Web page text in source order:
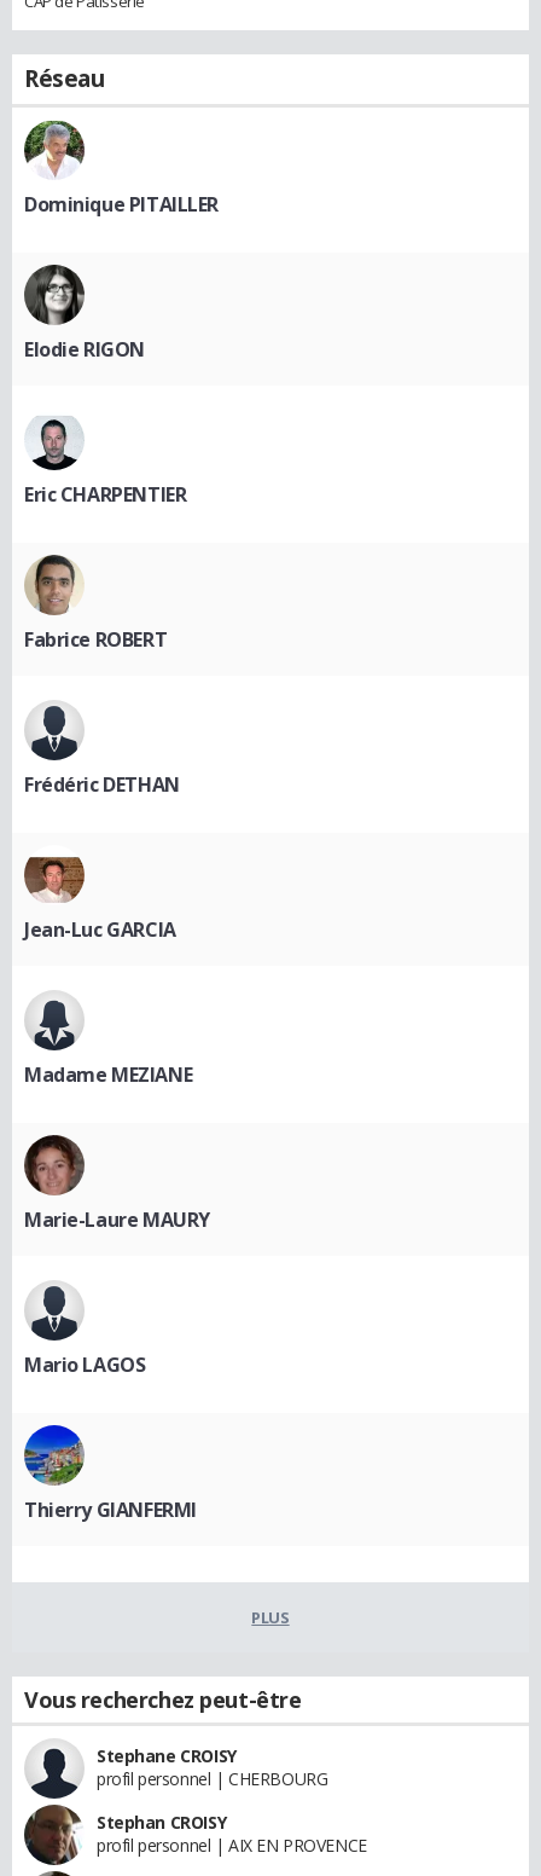
Réseau
Dominique PITAILLER
Elodie RIGON
Eric CHARPENTIER
Fabrice ROBERT
Frédéric DETHAN
Jean-Luc GARCIA
Madame MEZIANE
Marie-Laure MAURY
Mario LAGOS
Thierry GIANFERMI
PLUS
Vous recherchez peut-être
Stephane CROISY
profil personnel | CHERBOURG
Stephan CROISY
profil personnel | AIX EN PROVENCE